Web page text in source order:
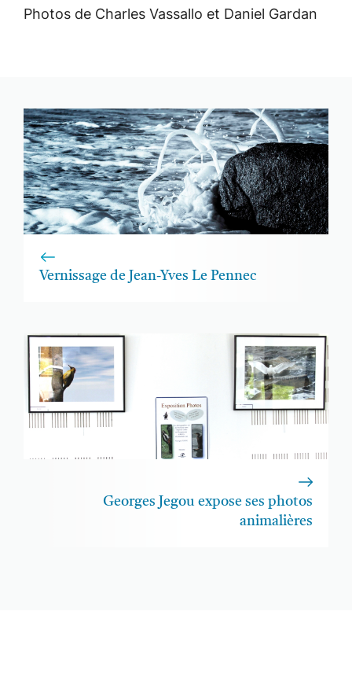
Photos de Charles Vassallo et Daniel Gardan
Vernissage de Jean-Yves Le Pennec
Georges Jegou expose ses photos
animalières